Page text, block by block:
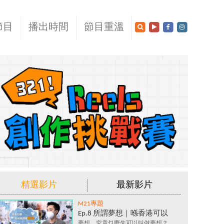
播出時間 節目重溫
精選影片 最新影片
M21專題
Ep.8 所謂夢想｜喺香港可以